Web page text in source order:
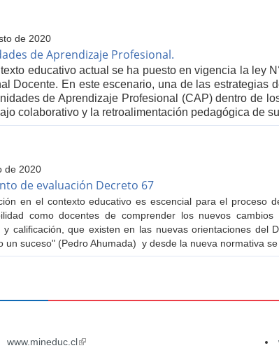
de 2020
de Aprendizaje Profesional.
educativo actual se ha puesto en vigencia la ley
Docente. En este escenario, una de las
de Aprendizaje Profesional (CAP) dentro de
colaborativo y la retroalimentación pedagógica de
de 2020
de evaluación Decreto 67
en el contexto educativo es escencial para el proceso
como docentes de comprender los nuevos
y calificación, que existen en las nuevas orientaciones
un suceso" (Pedro Ahumada) y desde la nueva normativa
www.mineduc.cl(link